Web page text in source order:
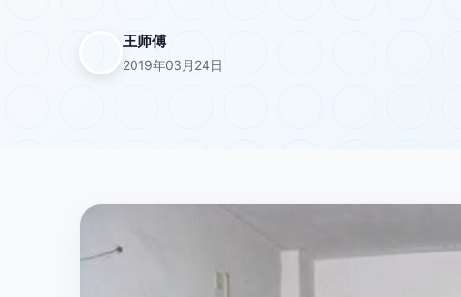
王师傅
2019年03月24日